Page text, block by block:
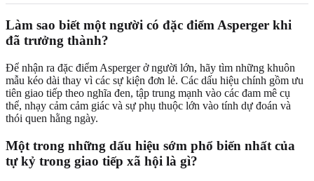
Làm sao biết một người có đặc điểm Asperger khi
đã trưởng thành?
Để nhận ra đặc điểm Asperger ở người lớn, hãy tìm những khuôn
mẫu kéo dài thay vì các sự kiện đơn lẻ. Các dấu hiệu chính gồm ưu
tiên giao tiếp theo nghĩa đen, tập trung mạnh vào các đam mê cụ
thể, nhạy cảm cảm giác và sự phụ thuộc lớn vào tính dự đoán và
thói quen hằng ngày.
Một trong những dấu hiệu sớm phổ biến nhất của
tự kỷ trong giao tiếp xã hội là gì?